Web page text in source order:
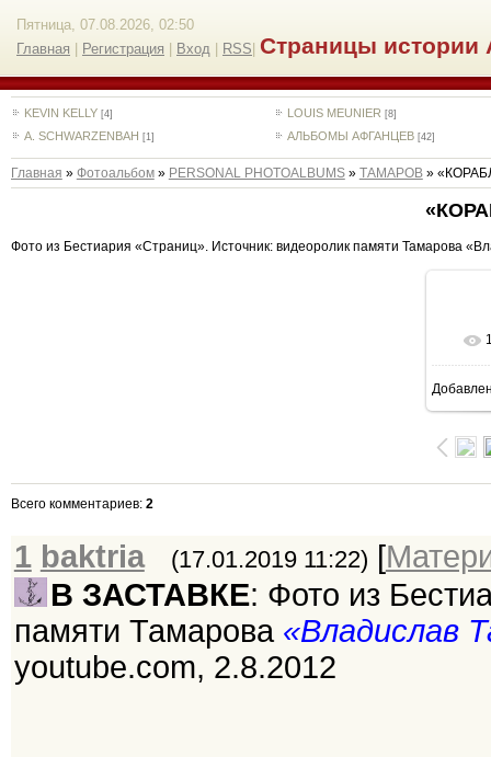
Пятница, 07.08.2026, 02:50
Главная
Регистрация Вход RSS Страницы истории
KEVIN KELLY [4] LOUIS MEUNIER [8]
A. SCHWARZENBAH [1] АЛЬБОМЫ АФГАНЦЕВ [42]
Главная » Фотоальбом» PERSONAL PHOTOALBUMS» ТАМАРОВ»
Фото из Бестиария «Страниц». Источник: видеоролик памяти Тамарова
Всего комментариев: 2
1 baktria (17.01.2019 11:22) [
В ЗАСТАВКЕ: Фото из
памяти Тамарова «Владислав
youtube.com, 2.8.2012